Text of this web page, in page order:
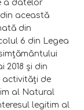
a datelor
această
din
6 din Legea
2018 şi din
activităţi de
al Natural
legitim al